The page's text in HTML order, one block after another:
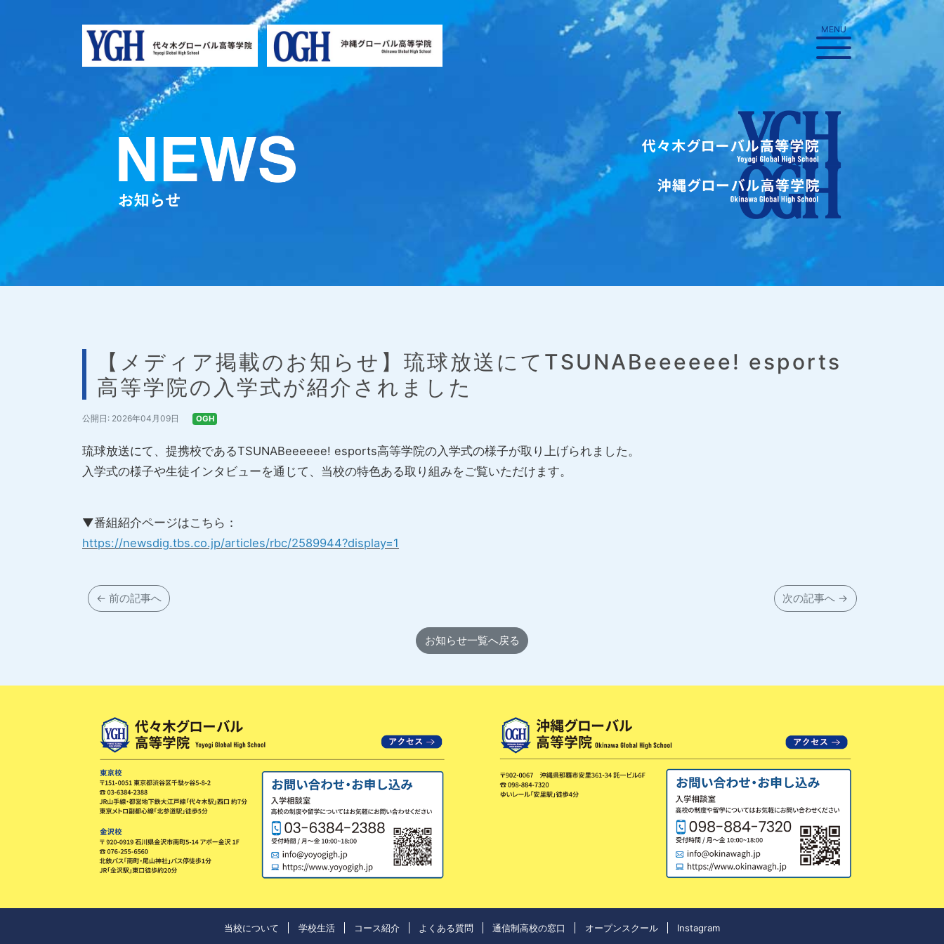
【メディア掲載のお知らせ】琉球放送にてTSUNABeeeeee! esports
高等学院の入学式が紹介されました
公開日: 2026年04月09日 OGH
琉球放送にて、提携校であるTSUNABeeeeee! esports高等学院の入学式の様子が取り上げられました。
入学式の様子や生徒インタビューを通じて、当校の特色ある取り組みをご覧いただけます。
▼番組紹介ページはこちら：
https://newsdig.tbs.co.jp/articles/rbc/2589944?display=1
← 前の記事へ 次の記事へ →
お知らせ一覧へ戻る
当校について 学校生活 コース紹介 よくある質問 通信制高校の窓口 オープンスクール Instagram